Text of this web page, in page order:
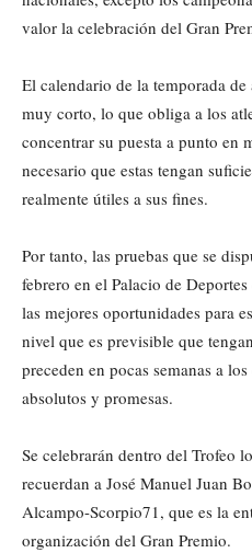
valor la celebración del Gran
El calendario de la temporada
muy corto, lo que obliga a los
concentrar su puesta a punto en
necesario que estas tengan
realmente útiles a sus fines.
Por tanto, las pruebas que se
febrero en el Palacio de
las mejores oportunidades para
nivel que es previsible que
preceden en pocas semanas a
absolutos y promesas.
Se celebrarán dentro del Trofeo
recuerdan a José Manuel Juan
Alcampo-Scorpio71, que es la
organización del Gran Premio.